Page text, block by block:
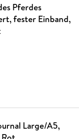
Pferdes
fester Einband,
Large/A5,